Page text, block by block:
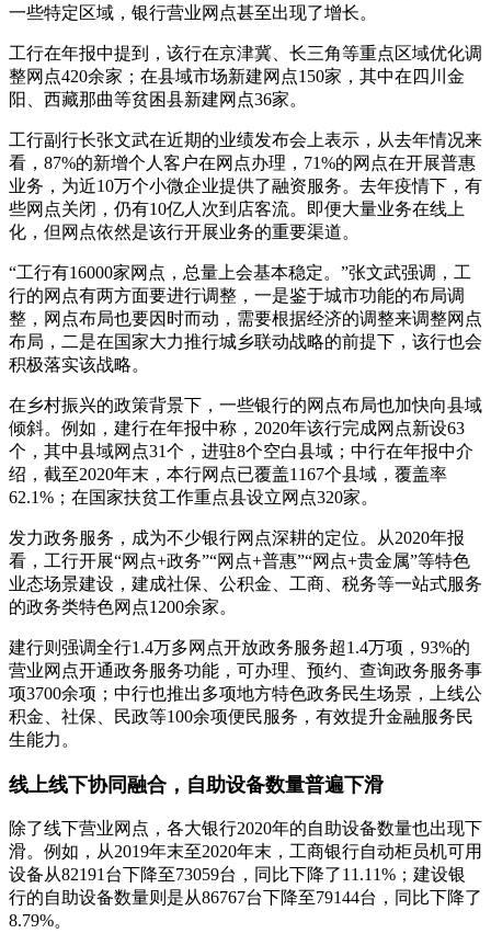
一些特定区域，银行营业网点甚至出现了增长。
工行在年报中提到，该行在京津冀、长三角等重点区域优化调
整网点420余家；在县域市场新建网点150家，其中在四川金
阳、西藏那曲等贫困县新建网点36家。
工行副行长张文武在近期的业绩发布会上表示，从去年情况来
看，87%的新增个人客户在网点办理，71%的网点在开展普惠
业务，为近10万个小微企业提供了融资服务。去年疫情下，有
些网点关闭，仍有10亿人次到店客流。即便大量业务在线上
化，但网点依然是该行开展业务的重要渠道。
“工行有16000家网点，总量上会基本稳定。”张文武强调，工
行的网点有两方面要进行调整，一是鉴于城市功能的布局调
整，网点布局也要因时而动，需要根据经济的调整来调整网点
布局，二是在国家大力推行城乡联动战略的前提下，该行也会
积极落实该战略。
在乡村振兴的政策背景下，一些银行的网点布局也加快向县域
倾斜。例如，建行在年报中称，2020年该行完成网点新设63
个，其中县域网点31个，进驻8个空白县域；中行在年报中介
绍，截至2020年末，本行网点已覆盖1167个县域，覆盖率
62.1%；在国家扶贫工作重点县设立网点320家。
发力政务服务，成为不少银行网点深耕的定位。从2020年报
看，工行开展“网点+政务”“网点+普惠”“网点+贵金属”等特色
业态场景建设，建成社保、公积金、工商、税务等一站式服务
的政务类特色网点1200余家。
建行则强调全行1.4万多网点开放政务服务超1.4万项，93%的
营业网点开通政务服务功能，可办理、预约、查询政务服务事
项3700余项；中行也推出多项地方特色政务民生场景，上线公
积金、社保、民政等100余项便民服务，有效提升金融服务民
生能力。
线上线下协同融合，自助设备数量普遍下滑
除了线下营业网点，各大银行2020年的自助设备数量也出现下
滑。例如，从2019年末至2020年末，工商银行自动柜员机可用
设备从82191台下降至73059台，同比下降了11.11%；建设银
行的自助设备数量则是从86767台下降至79144台，同比下降了
8.79%。